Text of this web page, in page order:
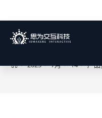
博客
> 2025 > 7月 > 14 > 产